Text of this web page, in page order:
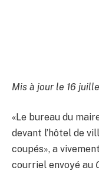
Mis à jour le 16
«Le bureau du
devant l’hôtel de
coupés», a
courriel envoyé au